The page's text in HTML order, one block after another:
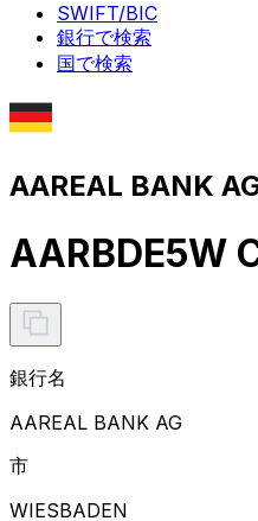
SWIFT/BIC
銀行で検索
国で検索
AAREAL BANK
AARBDE5W
銀行名
AAREAL BANK AG
市
WIESBADEN